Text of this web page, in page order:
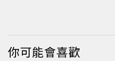
你可能會喜歡